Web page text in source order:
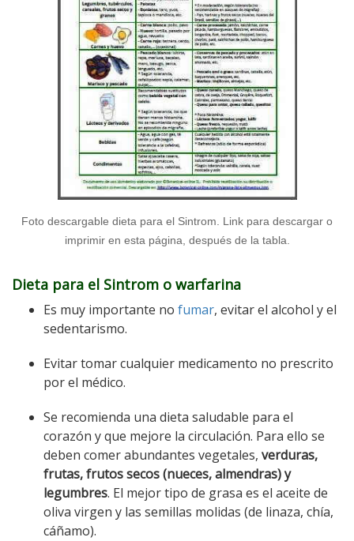
Foto descargable dieta para el Sintrom. Link para descargar o
imprimir en esta página, después de la tabla.
Dieta para el Sintrom o warfarina
Es muy importante no fumar, evitar el alcohol y el
sedentarismo.
Evitar tomar cualquier medicamento no prescrito
por el médico.
Se recomienda una dieta saludable para el
corazón y que mejore la circulación. Para ello se
deben comer abundantes vegetales, verduras,
frutas, frutos secos (nueces, almendras) y
legumbres. El mejor tipo de grasa es el aceite de
oliva virgen y las semillas molidas (de linaza, chía,
cáñamo).